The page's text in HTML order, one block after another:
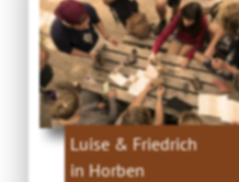
Luise & Friedrich
in Horben